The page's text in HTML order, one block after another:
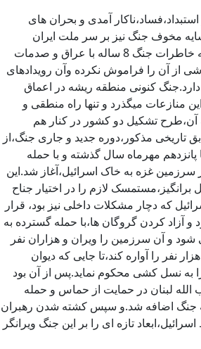
آمدی و بحران های
مخوف جنگ نیز بر سر ملت ایران
سنگینی می نماید.ملتی که خاطرات جنگ 8 ساله با عراق و صدمات
از آن را فراموش نکرده وآن رویدادهای
کنونی منطقه ریشه در اعماق
منازعات میگذرد و تنها راه منطقی و
آن،طرح تشکیل دو کشور در کنار هم
تاریخی مذکور،دوره جدید و جاری جنگ،از
مطابق با پانزدهم مهرماه سال گذشته و با حمله
سرزمین غزه به خاک اسرائیل،آغاز شد.این
لازم را در اختیار جناح
که دچار مشکلات داخلی نیز بود، قرار
و آزاد کردن گروگان ها،با حمله گسترده به
و آن سرزمین را ویران و هزاران نفر
نفر را آواره کند،تا جایی که دیوان
به نسل کشی محکوم نماید.پس از آن بود
الله لبنان در حمایت از حماس و حمله
جنگ اضافه شد.و سپس کشته شدن رهبران
تازه ای را بر این جنگ ویرانگر